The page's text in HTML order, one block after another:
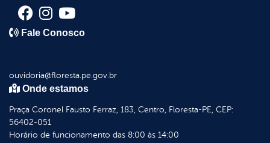
Fale Conosco
ouvidoria@floresta.pe.gov.br
Onde estamos
Praça Coronel Fausto Ferraz, 183, Centro, Floresta-PE, CEP:
56402-051
Horário de funcionamento das 8:00 às 14:00